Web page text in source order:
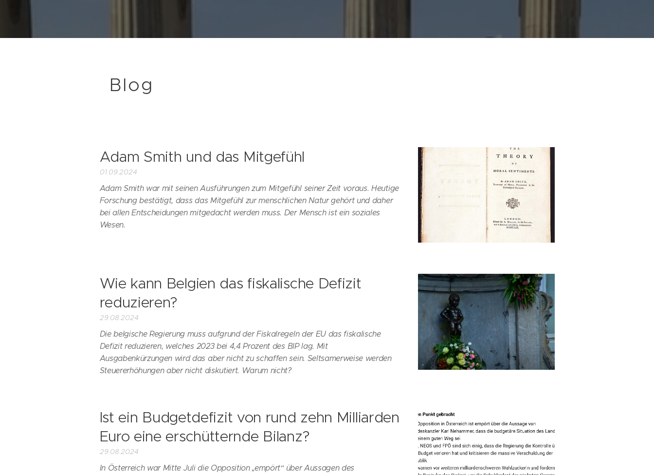
Blog
Adam Smith und das Mitgefühl
01.09.2024
Adam Smith war mit seinen Ausführungen zum Mitgefühl seiner Zeit voraus. Heutige
Forschung bestätigt, dass das Mitgefühl zur menschlichen Natur gehört und daher
bei allen Entscheidungen mitgedacht werden muss. Der Mensch ist ein soziales
Wesen.
Wie kann Belgien das fiskalische Defizit
reduzieren?
29.08.2024
Die belgische Regierung muss aufgrund der Fiskalregeln der EU das fiskalische
Defizit reduzieren, welches 2023 bei 4,4 Prozent des BIP lag. Mit
Ausgabenkürzungen wird das aber nicht zu schaffen sein. Seltsamerweise werden
Steuererhöhungen aber nicht diskutiert. Warum nicht?
Ist ein Budgetdefizit von rund zehn Milliarden
Euro eine erschütternde Bilanz?
29.08.2024
In Österreich war Mitte Juli die Opposition „empört“ über Aussagen des